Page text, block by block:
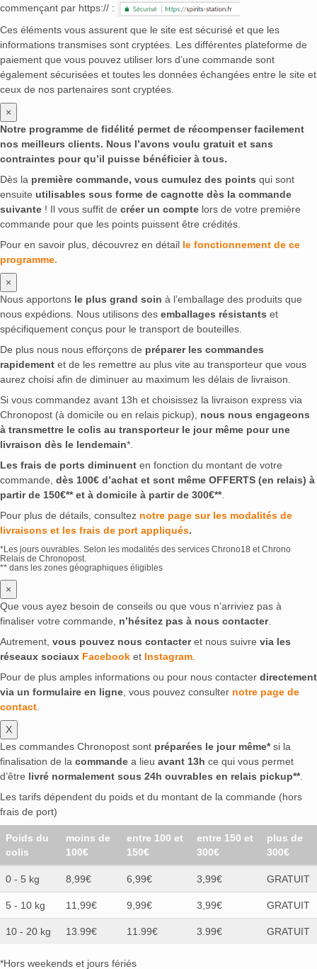
commençant par https:// :
Ces éléments vous assurent que le site est sécurisé et que les
informations transmises sont cryptées. Les différentes plateforme de
paiement que vous pouvez utiliser lors d’une commande sont
également sécurisées et toutes les données échangées entre le site et
ceux de nos partenaires sont cryptées.
×
Notre programme de fidélité permet de récompenser facilement
nos meilleurs clients. Nous l’avons voulu gratuit et sans
contraintes pour qu’il puisse bénéficier à tous.
Dès la première commande, vous cumulez des points qui sont
ensuite utilisables sous forme de cagnotte dès la commande
suivante ! Il vous suffit de créer un compte lors de votre première
commande pour que les points puissent être crédités.
Pour en savoir plus, découvrez en détail le fonctionnement de ce
programme.
×
Nous apportons le plus grand soin à l’emballage des produits que
nous expédions. Nous utilisons des emballages résistants et
spécifiquement conçus pour le transport de bouteilles.
De plus nous nous efforçons de préparer les commandes
rapidement et de les remettre au plus vite au transporteur que vous
aurez choisi afin de diminuer au maximum les délais de livraison.
Si vous commandez avant 13h et choisissez la livraison express via
Chronopost (à domicile ou en relais pickup), nous nous engageons
à transmettre le colis au transporteur le jour même pour une
livraison dès le lendemain*.
Les frais de ports diminuent en fonction du montant de votre
commande, dès 100€ d’achat et sont même OFFERTS (en relais) à
partir de 150€** et à domicile à partir de 300€**.
Pour plus de détails, consultez notre page sur les modalités de
livraisons et les frais de port appliqués.
*Les jours ouvrables. Selon les modalités des services Chrono18 et Chrono
Relais de Chronopost.
** dans les zones géographiques éligibles
×
Que vous ayez besoin de conseils ou que vous n’arriviez pas à
finaliser votre commande, n’hésitez pas à nous contacter.
Autrement, vous pouvez nous contacteret nous suivre via les
réseaux sociaux Facebook et Instagram
Pour de plus amples informations ou pour nous contacter directement
via un formulaire en ligne , vous pouvez consulter notre page de
contact
X
Les commandes Chronopost sont préparées le jour même*si la
finalisation de la commande a lieu avant 13h ce qui vous permet
d’être livré normalement sous 24h ouvrables en relais pickup**.
Les tarifs dépendent du poids et du montant de la commande (hors
frais de port)
Poids du
colis
moins de
100€
entre 100 et
150€
entre 150 et
300€
plus de
300€
0 - 5 kg 8,99€ 6,99€ 3,99€ GRATUIT
5 - 10 kg 11,99€ 9,99€ 3,99€ GRATUIT
10 - 20 kg 13.99€ 11.99€ 3.99€ GRATUIT
*Hors weekends et jours fériés